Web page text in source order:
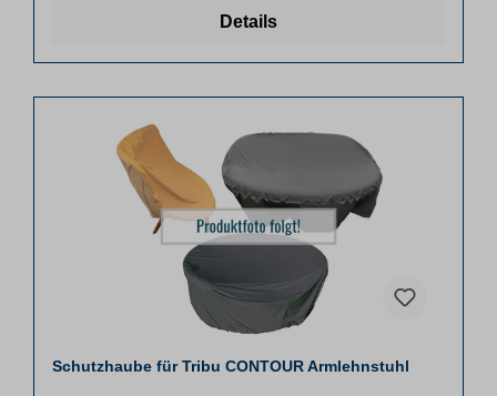
Details
Schutzhaube für Tribu CONTOUR Armlehnstuhl